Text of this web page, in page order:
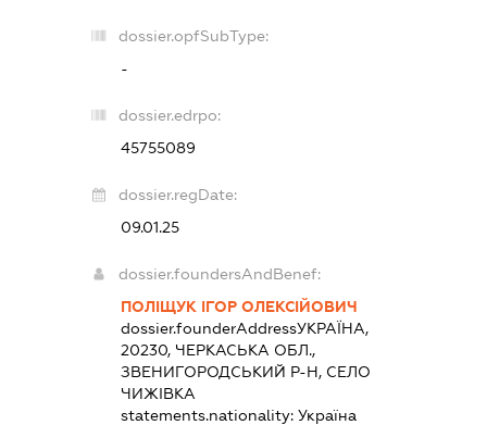
dossier.opfSubType:
-
dossier.edrpo:
45755089
dossier.regDate:
09.01.25
dossier.foundersAndBenef:
ПОЛІЩУК ІГОР ОЛЕКСІЙОВИЧ
dossier.founderAddressУКРАЇНА,
20230, ЧЕРКАСЬКА ОБЛ.,
ЗВЕНИГОРОДСЬКИЙ Р-Н, СЕЛО
ЧИЖІВКА
statements.nationality: Україна